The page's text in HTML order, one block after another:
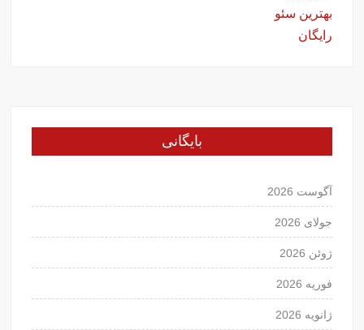
بهترین سئو
رایگان
بایگانی
آگوست 2026
جولای 2026
ژوئن 2026
فوریه 2026
ژانویه 2026